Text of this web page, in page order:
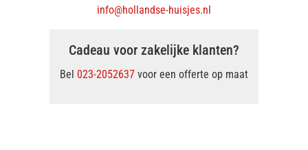
info@hollandse-huisjes.nl
Cadeau voor zakelijke klanten?
Bel 023-2052637 voor een offerte op maat